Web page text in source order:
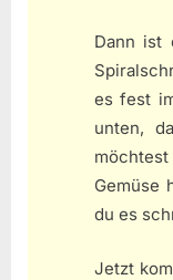
Dann ist
es fest
unten,
Gemüse
du es
Jetzt